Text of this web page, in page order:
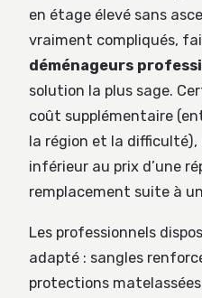
en étage élevé sans
vraiment compliqués,
déménageurs
solution la plus sage.
coût supplémentaire
la région et la
inférieur au prix d’une
remplacement suite à
Les professionnels
adapté : sangles
protections